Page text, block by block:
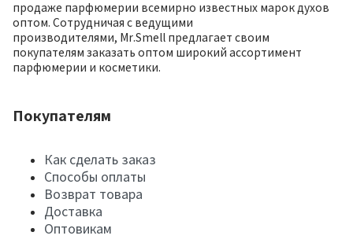
продаже парфюмерии всемирно известных марок духов
оптом. Сотрудничая с ведущими
производителями, Mr.Smell предлагает своим
покупателям заказать оптом широкий ассортимент
парфюмерии и косметики.
Покупателям
Как сделать заказ
Способы оплаты
Возврат товара
Доставка
Оптовикам